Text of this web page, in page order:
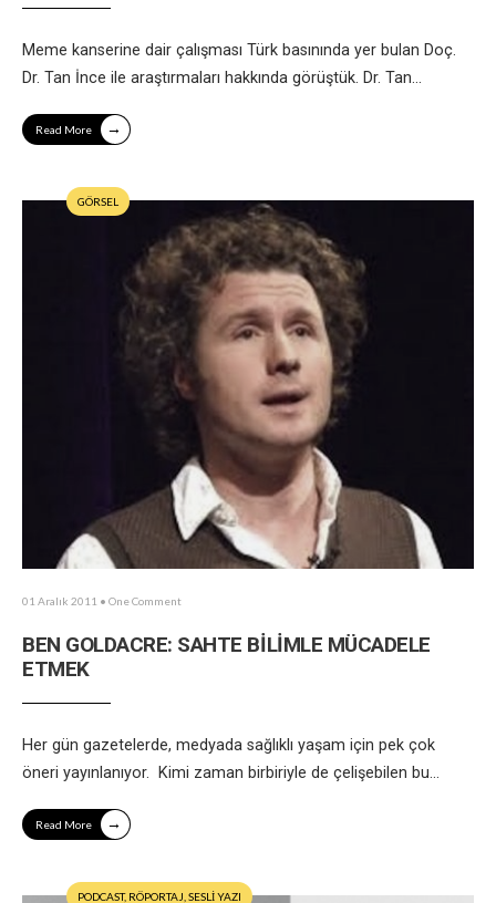
Meme kanserine dair çalışması Türk basınında yer bulan Doç.
Dr. Tan İnce ile araştırmaları hakkında görüştük. Dr. Tan...
Read More →
GÖRSEL
01 Aralık 2011 • One Comment
BEN GOLDACRE: SAHTE BİLİMLE MÜCADELE
ETMEK
Her gün gazetelerde, medyada sağlıklı yaşam için pek çok
öneri yayınlanıyor. Kimi zaman birbiriyle de çelişebilen bu...
Read More →
PODCAST, RÖPORTAJ SESLİ YAZI